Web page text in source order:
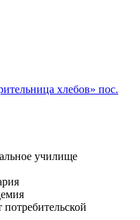
хлебов» пос.
училище
потребительской